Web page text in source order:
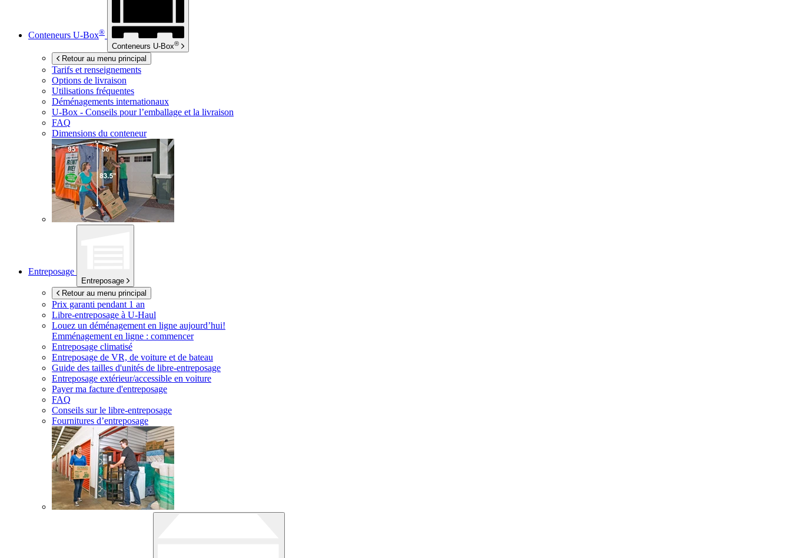
Conteneurs U-Box®
Conteneurs U-Box®
Retour au menu principal
Tarifs et renseignements
Options de livraison
Utilisations fréquentes
Déménagements internationaux
U-Box - Conseils pour l’emballage et la livraison
FAQ
Dimensions du conteneur
Entreposage
Entreposage
Retour au menu principal
Prix garanti pendant 1 an
Libre-entreposage à U-Haul
Louez un déménagement en ligne aujourd’hui!
Emménagement en ligne : commencer
Entreposage climatisé
Entreposage de VR, de voiture et de bateau
Guide des tailles d'unités de libre-entreposage
Entreposage extérieur/accessible en voiture
Payer ma facture d'entreposage
FAQ
Conseils sur le libre-entreposage
Fournitures d’entreposage